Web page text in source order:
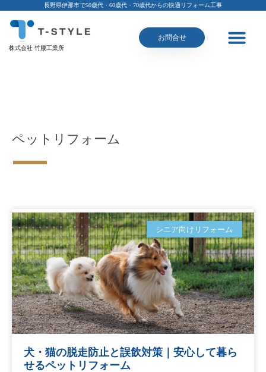
長野県伊那市で50歳代・60歳代・70歳代からの快適リフォーム工事
株式会社 竹腰工業所
お問合せ
ペットリフォーム
シニア向けリフォーム
犬・猫の脱走防止と誤飲対策｜安心して暮ら
せるペットリフォーム